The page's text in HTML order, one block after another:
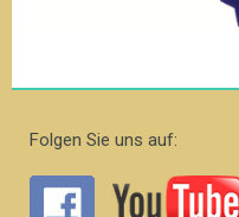
Folgen Sie uns auf: